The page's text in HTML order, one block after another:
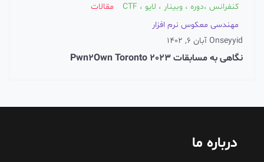
کنفرانس ،دوره ، وبینار ، لایو ، CTF
مقالات
مهندسی معکوس نرم افزار
seyyid
On آبان 6, 1402
نگاهی به مسابقات Pwn2Own Toronto 2023
درباره ما